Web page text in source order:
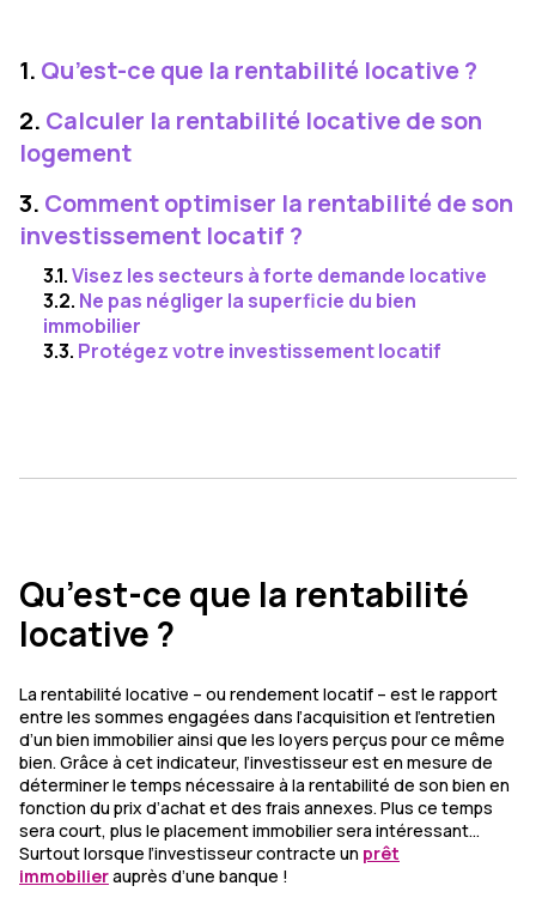
1. Qu’est-ce que la rentabilité locative ?
2. Calculer la rentabilité locative de son
logement
3. Comment optimiser la rentabilité de son
investissement locatif ?
3.1.Visez les secteurs à forte demande locative
3.2. Ne pas négliger la superficie du bien
immobilier
3.3. Protégez votre investissement locatif
Qu’est-ce que la rentabilité
locative ?
La rentabilité locative – ou rendement locatif – est le rapport
entre les sommes engagées dans l’acquisition et l’entretien
d’un bien immobilier ainsi que les loyers perçus pour ce même
bien. Grâce à cet indicateur, l’investisseur est en mesure de
déterminer le temps nécessaire à la rentabilité de son bien en
fonction du prix d’achat et des frais annexes. Plus ce temps
sera court, plus le placement immobilier sera intéressant…
Surtout lorsque l’investisseur contracte un prêt
immobilierauprès d’une banque !